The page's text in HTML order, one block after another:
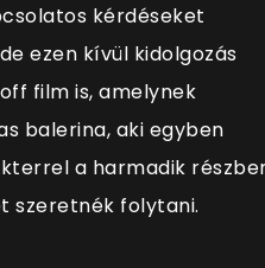
kérdéseket
ezen kívül kidolgozás
film is, amelynek
balerina, aki egyben
a harmadik
szeretnék folytani.